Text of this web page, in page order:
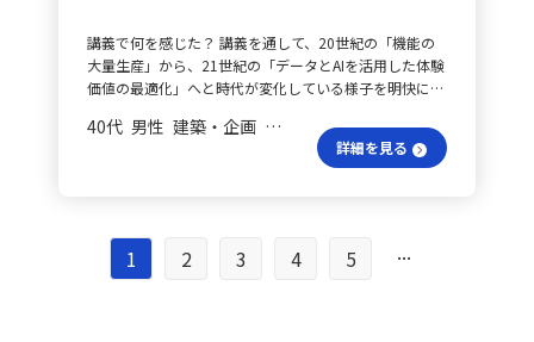
し、属性別のクリック率、離脱率、申込率をグラフ化し
て問題箇所を特定、A/Bテストで各施策の効果を検証
し、成果の高いアプローチを標準化して他のターゲット
にも応用していく、という一連の具体的な対策を検討し
ています。
要です。エンゲージメント向上策を考える時に、現場の
意見を集めながらプロトタイピングを進めることで、実
効性の高い施策につながるでしょう。 クライアントへの
効果的なアプローチ方法は？ クライアントとのワーク
ショップ設計やファシリテーションにも役立ちます。問
題を整理し、解決策を共創する際に、発散と収束のバラ
イデアを整理して実行可能なアクションに落とし込むこ
とが有効です。 これを踏まえ、以下のような行動を試し
てみたいと考えます。まず、クライアントの課題を整理
レームワークの最後「How」で解決策を考える際には、
選択肢を絞り込むための判断基準を明確にすることが肝
要です。これにより、成果を上げる可能性が高まり、仮
に成果が上がらなかった場合でも、どの判断基準に問題
があったのかを振り返ることで、さらなる改善が可能と
た。これまでの私は最初から「どうグラフを作ろうか」
と考えていましたが、1と2を先に考えることで、自然と
講義で何を感じた？ 講義を通して、20世紀の「機能の
大量生産」から、21世紀の「データとAIを活用した体験
価値の最適化」へと時代が変化している様子を明快に理
の陥穽があると感じます。すなわち、AIがビッグデータ
から導き出す最適解は、往々にして「中央値」に収束し
を招く恐れがあります。こうした背景から、今後のビジ
ネスでは、AIが抽出できない「中央値の外側」にある情
40代 男性 建築・企画 会長／社長
詳細を見る
1 2 3 4 5 ...